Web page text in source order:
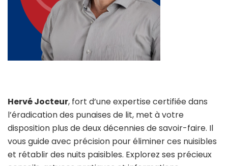
Hervé Jocteur, fort d’une expertise certifiée dans
l’éradication des punaises de lit, met à votre
disposition plus de deux décennies de savoir-faire. Il
vous guide avec précision pour éliminer ces nuisibles
et rétablir des nuits paisibles. Explorez ses précieux